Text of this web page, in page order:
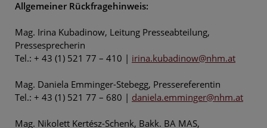
Allgemeiner Rückfragehinweis:
Mag. Irina Kubadinow, Leitung Presseabteilung,
Pressesprecherin
Tel.: + 43 (1) 521 77 – 410 | irina.kubadinow@nhm.at
Mag. Daniela Emminger-Stebegg, Pressereferentin
Tel.: + 43 (1) 521 77 – 680 | daniela.emminger@nhm.at
Mag. Nikolett Kertész-Schenk, Bakk. BA MAS,